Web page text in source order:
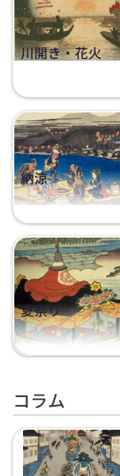
川開き・花火
納涼
夏祭り
コラム